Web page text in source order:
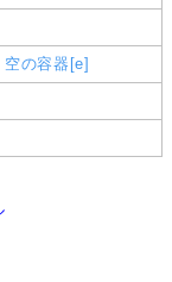
空の容器 [e]